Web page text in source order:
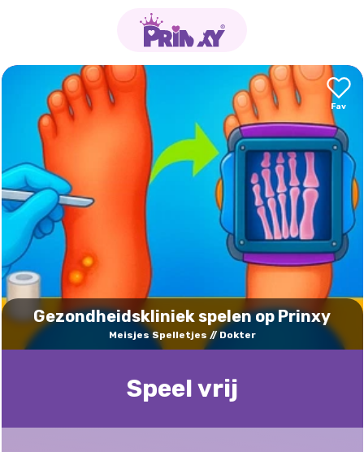
Gezondheidskliniek spelen op Prinxy
Meisjes Spelletjes Dokter
Speel vrij